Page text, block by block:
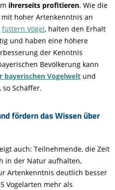
ihrerseits profitieren. Wie die
hoher Artenkenntnis an
füttern Vögel, halten den Erhalt
und haben eine höhere
der Kenntnis
Bevölkerung kann
bayerischen Vogelwelt und
Schäffer.
fördern das Wissen über
auch: Teilnehmende, die Zeit
in der Natur aufhalten,
Artenkenntnis deutlich besser
Vogelarten mehr als